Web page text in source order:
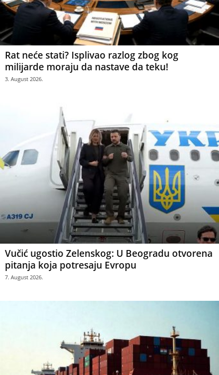
Rat neće stati? Isplivao razlog zbog kog
milijarde moraju da nastave da teku!
3. August 2026.
Vučić ugostio Zelenskog: U Beogradu otvorena
pitanja koja potresaju Evropu
7. August 2026.